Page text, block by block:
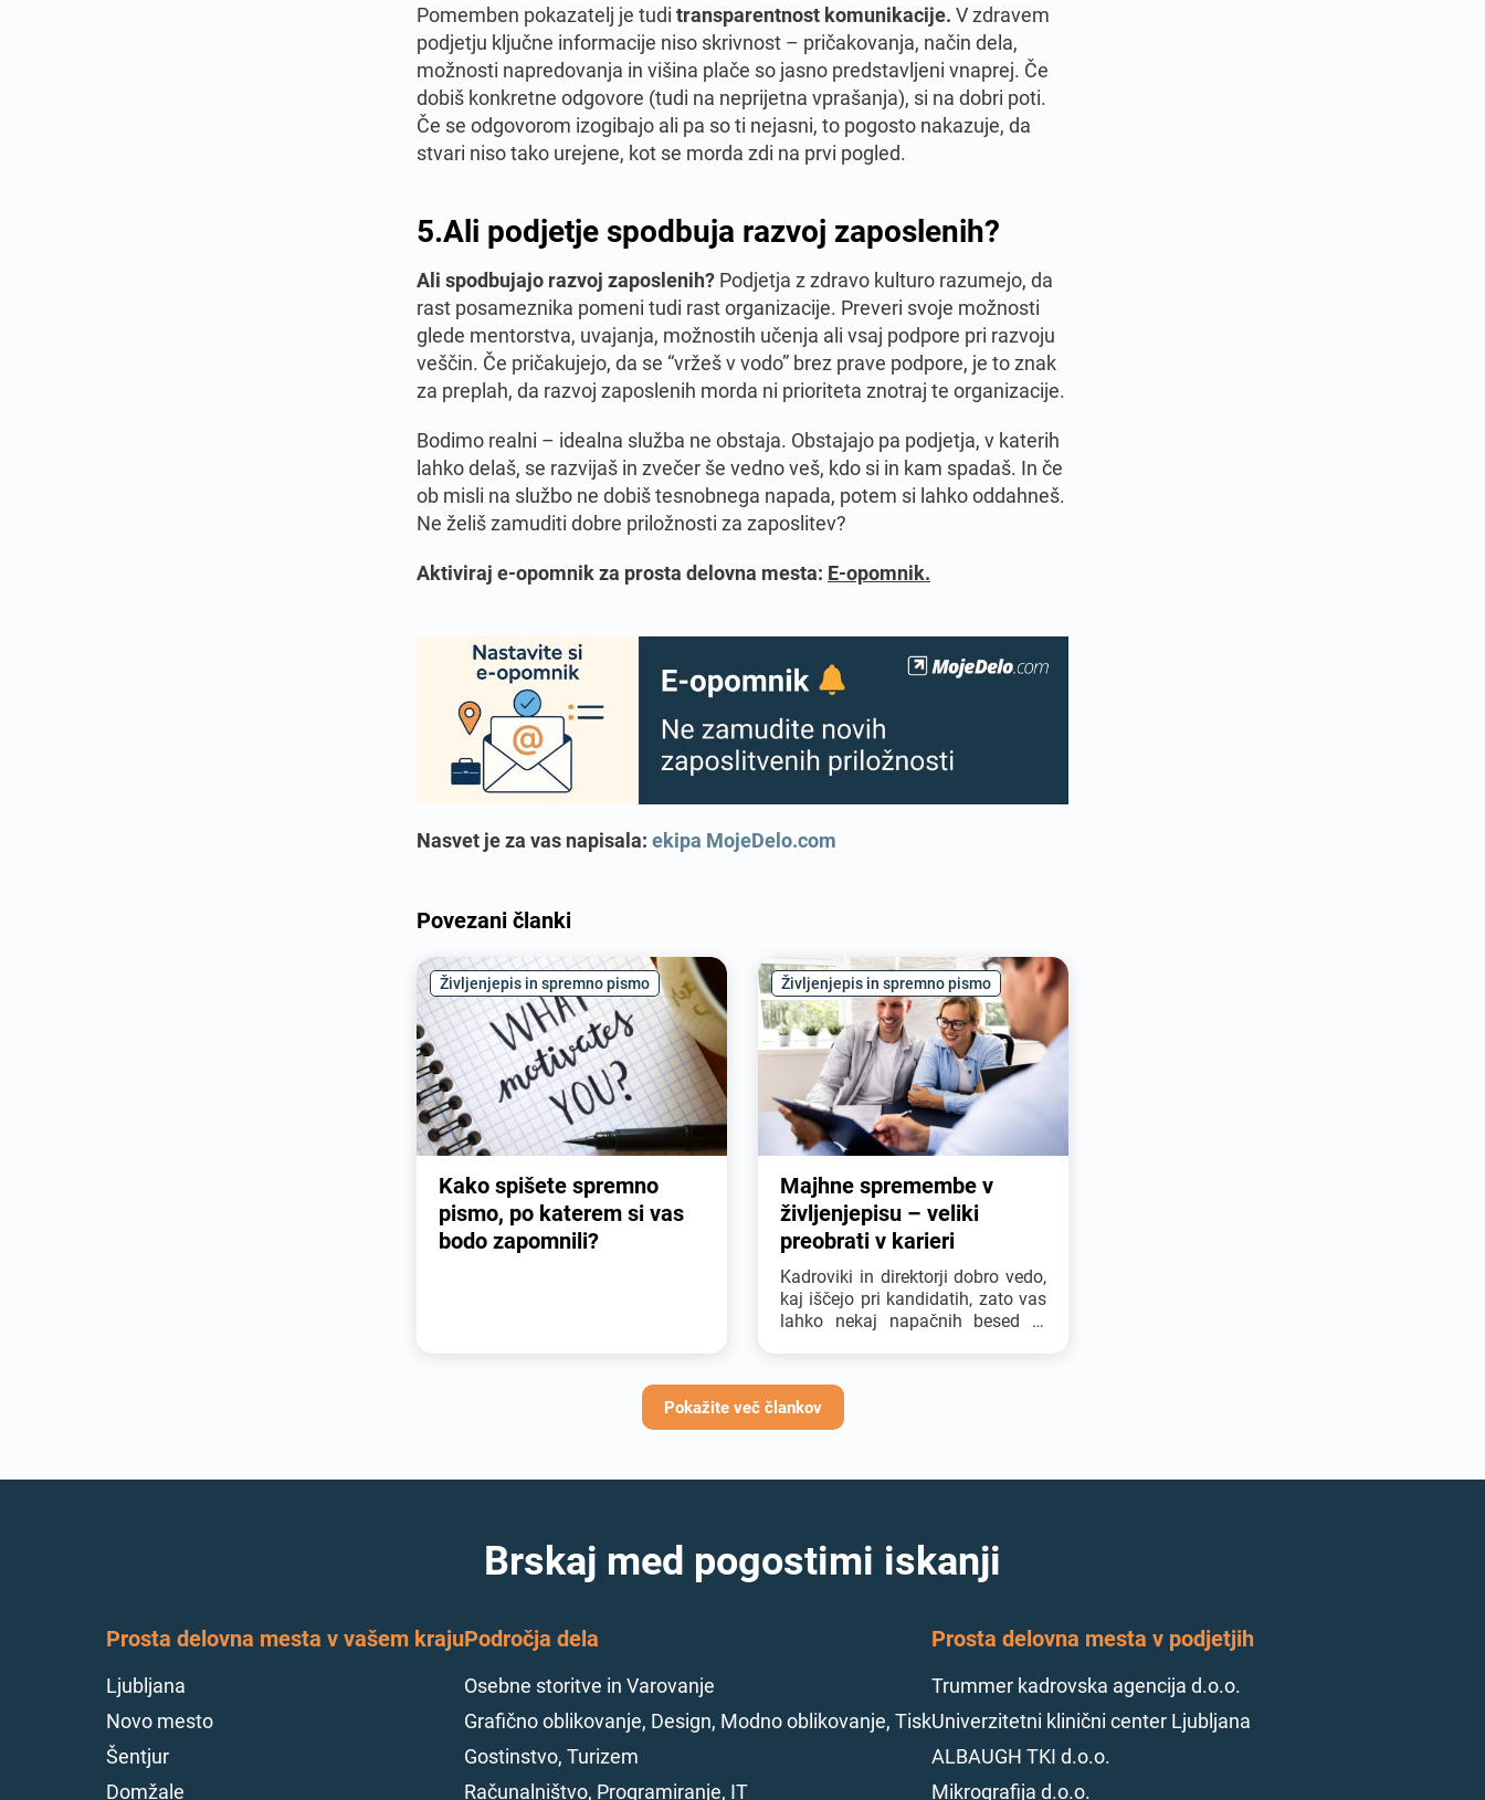
Pomemben pokazatelj je tudi transparentnost komunikacije. V zdravem
podjetju ključne informacije niso skrivnost – pričakovanja, način dela,
možnosti napredovanja in višina plače so jasno predstavljeni vnaprej. Če
dobiš konkretne odgovore (tudi na neprijetna vprašanja), si na dobri poti.
Če se odgovorom izogibajo ali pa so ti nejasni, to pogosto nakazuje, da
stvari niso tako urejene, kot se morda zdi na prvi pogled.
5.Ali podjetje spodbuja razvoj zaposlenih?
Ali spodbujajo razvoj zaposlenih? Podjetja z zdravo kulturo razumejo, da
rast posameznika pomeni tudi rast organizacije. Preveri svoje možnosti
glede mentorstva, uvajanja, možnostih učenja ali vsaj podpore pri razvoju
veščin. Če pričakujejo, da se “vržeš v vodo” brez prave podpore, je to znak
za preplah, da razvoj zaposlenih morda ni prioriteta znotraj te organizacije.
Bodimo realni – idealna služba ne obstaja. Obstajajo pa podjetja, v katerih
lahko delaš, se razvijaš in zvečer še vedno veš, kdo si in kam spadaš. In če
ob misli na službo ne dobiš tesnobnega napada, potem si lahko oddahneš.
Ne želiš zamuditi dobre priložnosti za zaposlitev?
Aktiviraj e-opomnik za prosta delovna mesta: E-opomnik.
Nasvet je za vas napisala: ekipa MojeDelo.com
Povezani članki
Življenjepis in spremno pismo
Kako spišete spremno
pismo, po katerem si vas
bodo zapomnili?
Življenjepis in spremno pismo
Majhne spremembe v
življenjepisu – veliki
preobrati v karieri
Kadroviki in direktorji dobro vedo,
kaj iščejo pri kandidatih, zato vas
lahko nekaj napačnih besed in
vam bo zdelo, da ste spisali
odlično prijavo, boste dobili (če
sploh) negativen odgovor v stilu
se boste, kje ste ga polomili.
Pokažite več člankov
Brskaj med pogostimi iskanji
Prosta delovna mesta v vašem kraju
Ljubljana
Novo mesto
Šentjur
Domžale
Področja dela
Osebne storitve in Varovanje
Grafično oblikovanje, Design, Modno oblikovanje, Tisk
Gostinstvo, Turizem
Računalništvo, Programiranje, IT
Prosta delovna mesta v podjetjih
Trummer kadrovska agencija d.o.o.
Univerzitetni klinični center Ljubljana
ALBAUGH TKI d.o.o.
Mikrografija d.o.o.